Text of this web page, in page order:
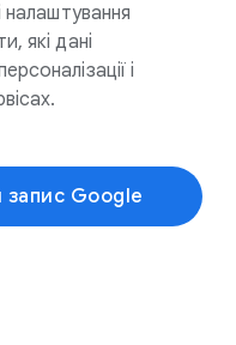
налаштування
які дані
і
запис Google